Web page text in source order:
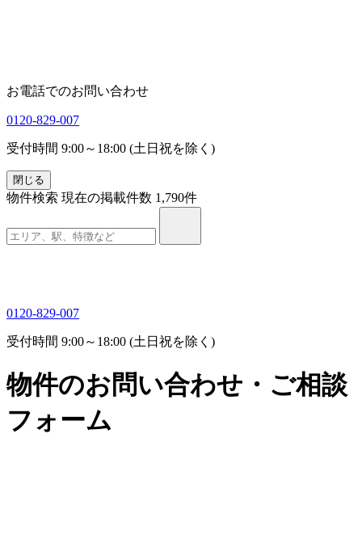
お電話でのお問い合わせ
0120-829-007
受付時間 9:00～18:00 (土日祝を除く)
閉じる
物件検索 現在の掲載件数 1,790件
0120-829-007
受付時間 9:00～18:00 (土日祝を除く)
物件のお問い合わせ・ご相談
フォーム